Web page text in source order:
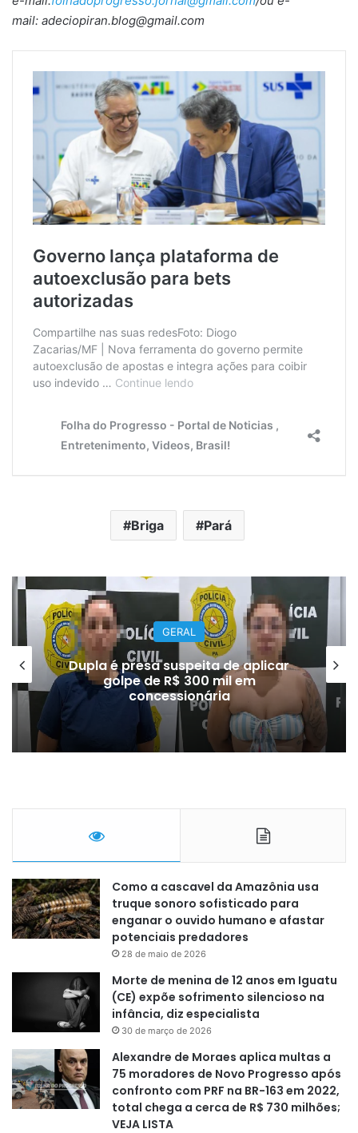
mail: adeciopiran.blog@gmail.com
Briga Pará
GERAL
Dupla é presa suspeita de aplicar
golpe de R$ 300 mil em
concessionária
Como a cascavel da Amazônia usa
truque sonoro sofisticado para
enganar o ouvido humano e afastar
potenciais predadores
28 de maio de 2026
Morte de menina de 12 anos em Iguatu
(CE) expõe sofrimento silencioso na
infância, diz especialista
30 de março de 2026
Alexandre de Moraes aplica multas a
75 moradores de Novo Progresso após
confronto com PRF na BR-163 em 2022,
total chega a cerca de R$ 730 milhões;
VEJA LISTA